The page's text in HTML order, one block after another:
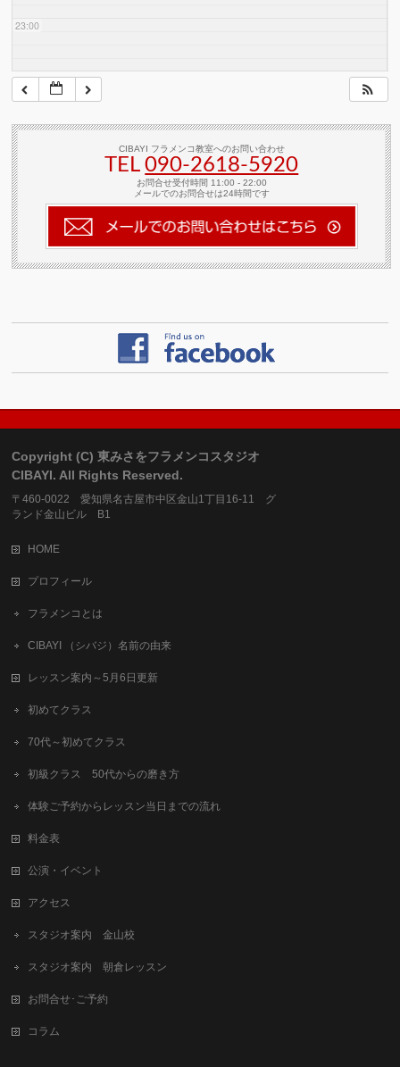
23:00
CIBAYI フラメンコ教室へのお問い合わせ
TEL090-2618‐5920
お問合せ受付時間 11:00 - 22:00
メールでのお問合せは24時間です
Copyright (C) 東みさをフラメンコスタジオ
CIBAYI. All Rights Reserved.
〒460-0022 愛知県名古屋市中区金山1丁目16-11 グ
ランド金山ビル B1
HOME
プロフィール
フラメンコとは
CIBAYI （シバジ）名前の由来
レッスン案内～5月6日更新
初めてクラス
70代～初めてクラス
初級クラス 50代からの磨き方
体験ご予約からレッスン当日までの流れ
料金表
公演・イベント
アクセス
スタジオ案内 金山校
スタジオ案内 朝倉レッスン
お問合せ･ご予約
コラム